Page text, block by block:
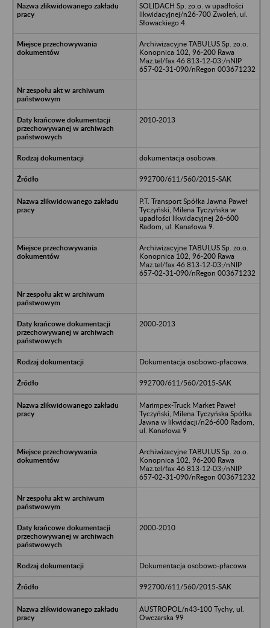
SOLIDACH Sp. zo.o. w upadłości
likwidacyjnej/n26-700 Zwoleń, ul.
Słowackiego 4.
Archiwizacyjne TABULUS Sp. zo.o.
Konopnica 102, 96-200 Rawa
Maz.tel/fax 46 813-12-03;/nNIP
657-02-31-090/nRegon 003671232
2010-2013
dokumentacja osobowa.
992700/611/560/2015-SAK
P.T. Transport Spółka Jawna Paweł
Tyczyński, Milena Tyczyńska w
upadłości likwidacyjnej 26-600
Radom, ul. Kanałowa 9.
Archiwizacyjne TABULUS Sp. zo.o.
Konopnica 102, 96-200 Rawa
Maz.tel/fax 46 813-12-03;/nNIP
657-02-31-090/nRegon 003671232
2000-2013
Dokumentacja osobowo-płacowa.
992700/611/560/2015-SAK
Marimpex-Truck Market Paweł
Tyczyński, Milena Tyczyńska Spółka
Jawna w likwidacji/n26-600 Radom,
ul. Kanałowa 9
Archiwizacyjne TABULUS Sp. zo.o.
Konopnica 102, 96-200 Rawa
Maz.tel/fax 46 813-12-03;/nNIP
657-02-31-090/nRegon 003671232
2000-2010
Dokumentacja osobowo-płacowa
992700/611/560/2015-SAK
AUSTROPOL/n43-100 Tychy, ul.
Owczarska 99